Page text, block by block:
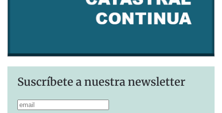
Suscríbete a nuestra newsletter